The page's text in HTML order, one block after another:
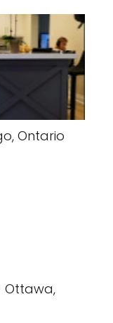
Ontario
Ottawa,